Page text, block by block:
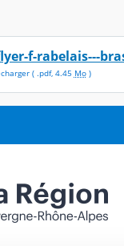
f-rabelais---
( .pdf, 4.45 Mo)